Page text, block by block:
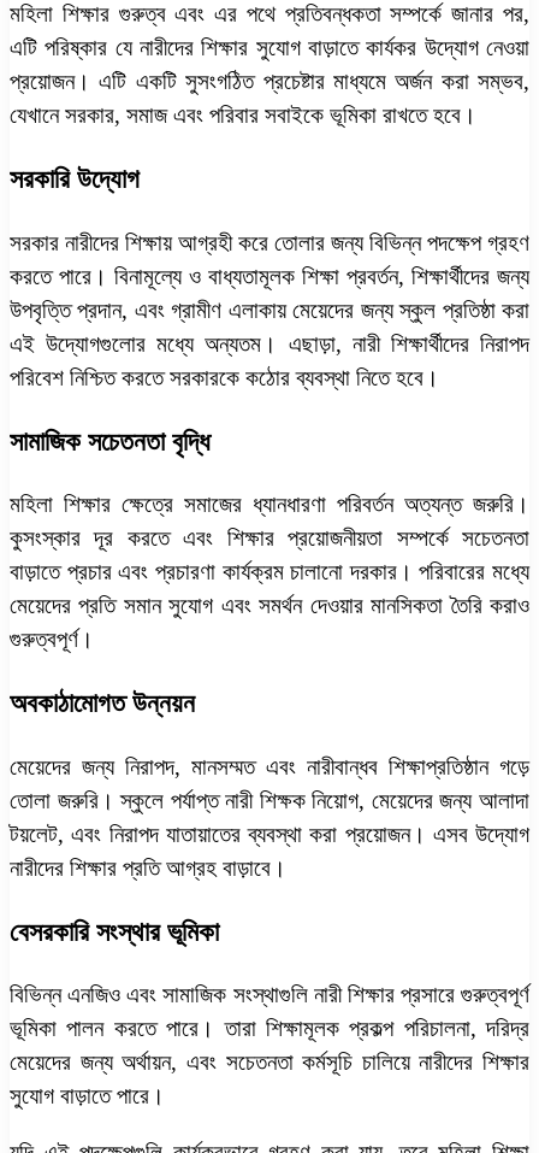
মহিলা শিক্ষার গুরুত্ব এবং এর পথে প্রতিবন্ধকতা সম্পর্কে জানার পর,
এটি পরিষ্কার যে নারীদের শিক্ষার সুযোগ বাড়াতে কার্যকর উদ্যোগ নেওয়া
প্রয়োজন। এটি একটি সুসংগঠিত প্রচেষ্টার মাধ্যমে অর্জন করা সম্ভব,
যেখানে সরকার, সমাজ এবং পরিবার সবাইকে ভূমিকা রাখতে হবে।
সরকারি উদ্যোগ
সরকার নারীদের শিক্ষায় আগ্রহী করে তোলার জন্য বিভিন্ন পদক্ষেপ গ্রহণ
করতে পারে। বিনামূল্যে ও বাধ্যতামূলক শিক্ষা প্রবর্তন, শিক্ষার্থীদের জন্য
উপবৃত্তি প্রদান, এবং গ্রামীণ এলাকায় মেয়েদের জন্য স্কুল প্রতিষ্ঠা করা
এই উদ্যোগগুলোর মধ্যে অন্যতম। এছাড়া, নারী শিক্ষার্থীদের নিরাপদ
পরিবেশ নিশ্চিত করতে সরকারকে কঠোর ব্যবস্থা নিতে হবে।
সামাজিক সচেতনতা বৃদ্ধি
মহিলা শিক্ষার ক্ষেত্রে সমাজের ধ্যানধারণা পরিবর্তন অত্যন্ত জরুরি।
কুসংস্কার দূর করতে এবং শিক্ষার প্রয়োজনীয়তা সম্পর্কে সচেতনতা
বাড়াতে প্রচার এবং প্রচারণা কার্যক্রম চালানো দরকার। পরিবারের মধ্যে
মেয়েদের প্রতি সমান সুযোগ এবং সমর্থন দেওয়ার মানসিকতা তৈরি করাও
গুরুত্বপূর্ণ।
অবকাঠামোগত উন্নয়ন
মেয়েদের জন্য নিরাপদ, মানসম্মত এবং নারীবান্ধব শিক্ষাপ্রতিষ্ঠান গড়ে
তোলা জরুরি। স্কুলে পর্যাপ্ত নারী শিক্ষক নিয়োগ, মেয়েদের জন্য আলাদা
টয়লেট, এবং নিরাপদ যাতায়াতের ব্যবস্থা করা প্রয়োজন। এসব উদ্যোগ
নারীদের শিক্ষার প্রতি আগ্রহ বাড়াবে।
বেসরকারি সংস্থার ভূমিকা
বিভিন্ন এনজিও এবং সামাজিক সংস্থাগুলি নারী শিক্ষার প্রসারে গুরুত্বপূর্ণ
ভূমিকা পালন করতে পারে। তারা শিক্ষামূলক প্রকল্প পরিচালনা, দরিদ্র
মেয়েদের জন্য অর্থায়ন, এবং সচেতনতা কর্মসূচি চালিয়ে নারীদের শিক্ষার
সুযোগ বাড়াতে পারে।